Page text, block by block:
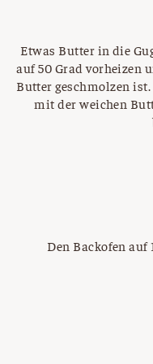
Etwas Butter in die
auf 50 Grad vorheizen
Butter geschmolzen
mit der weichen
Den Backofen